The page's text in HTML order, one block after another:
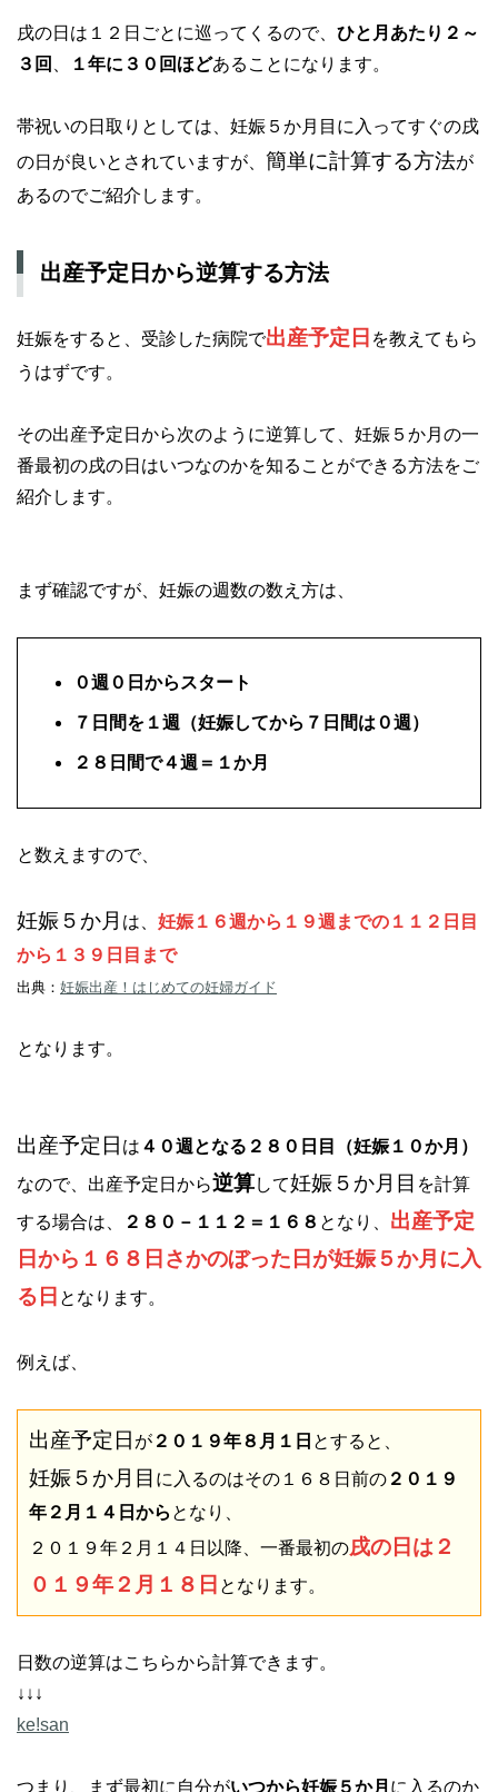
戌の日は１２日ごとに巡ってくるので、 ひと月あたり２～
３回
１年に３０回ほどあることになります。
帯祝いの日取りとしては、妊娠５か月目に入ってすぐの戌
の日が良いとされていますが、 簡単に計算する方法が
あるのでご紹介します。
出産予定日から逆算する方法
妊娠をすると、受診した病院で出産予定日 を教えてもら
うはずです。
その出産予定日から次のように逆算して、妊娠５か月の一
番最初の戌の日はいつなのかを知ることができる方法をご
紹介します。
まず確認ですが、妊娠の週数の数え方は、
０週０日からスタート
７日間を１週（妊娠してから７日間は０週）
２８日間で４週＝１か月
と数えますので、
妊娠５か月 は、 妊娠１６週から１９週までの１１２日目
から１３９日目まで
出典： 妊娠出産！はじめての妊婦ガイド
となります。
出産予定日 は ４０週となる２８０日目（妊娠１０か月）
なので、出産予定日から逆算して妊娠５か月目 を計算
する場合は、
２８０－１１２＝１６８ となり、 出産予定
日から１６８日さかのぼった日が妊娠５か月に入
る日 となります。
例えば、
出産予定日 が ２０１９年８月１日 とすると、
妊娠５か月目 に入るのはその１６８日前の ２０１９
年２月１４日から となり、
２０１９年２月１４日以降、一番最初の戌の日は２
０１９年２月１８日 となります。
日数の逆算はこちらから計算できます。
↓↓↓
ke!san
つまり、まず最初に自分がいつから妊娠５か月 に入るのか